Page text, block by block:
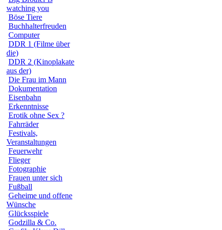
watching you
Böse Tiere
Buchhalterfreuden
Computer
DDR 1 (Filme über
die)
DDR 2 (Kinoplakate
aus der)
Die Frau im Mann
Dokumentation
Eisenbahn
Erkenntnisse
Erotik ohne Sex ?
Fahrräder
Festivals,
Veranstaltungen
Feuerwehr
Flieger
Fotographie
Frauen unter sich
Fußball
Geheime und offene
Wünsche
Glücksspiele
Godzilla & Co.